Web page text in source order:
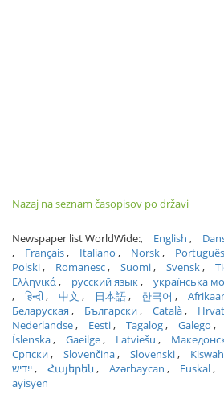
Nazaj na seznam časopisov po državi
Newspaper list WorldWide: English
Français
Italiano Norsk Português
Polski
Romanesc Suomi Svensk
Ελληνικά
русский язык українська
हिन्दी
中文 日本語 한국어
Беларуская
Български Català
Nederlandse
Eesti Tagalog Galego
Íslenska
Gaeilge Latviešu
Српски
Slovenčina Slovenski
ייִדיש
Հայերեն Azərbaycan Euskal
ayisyen